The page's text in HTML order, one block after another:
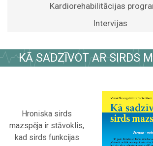
Kardiorehabilitācijas
Intervijas
KĀ SADZĪVOT AR SIRDS
Hroniska sirds
mazspēja ir stāvoklis,
kad sirds funkcijas